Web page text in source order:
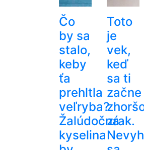
Čo
by sa
stalo,
keby
ťa
prehltla
veľryba?
Žalúdočná
kyselina
Toto
je
vek,
keď
sa ti
začne
zrak.